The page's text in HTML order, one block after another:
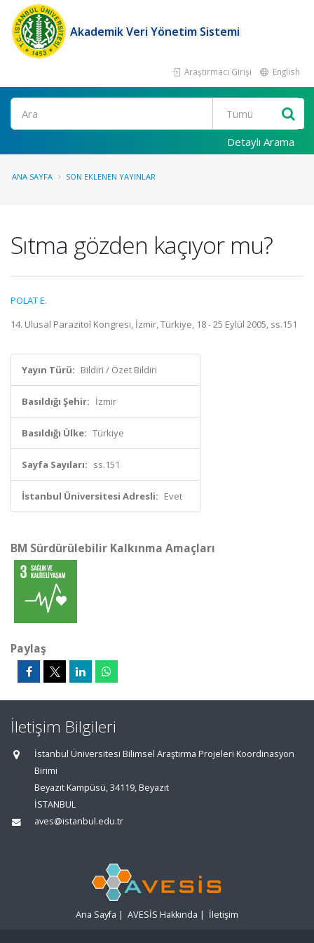
Akademik Veri Yönetim Sistemi
Araştırmacı Girişi English
Ara
Detaylı Arama
ANA SAYFA SON EKLENEN YAYINLAR
Sıtma gözden kaçıyor mu?
POLAT E.
14. Ulusal Parazitol Kongresi, İzmir, Türkiye, 18 - 25 Eylül 2005, ss.151
Yayın Türü: Bildiri / Özet Bildiri
Basıldığı Şehir: İzmir
Basıldığı Ülke: Türkiye
Sayfa Sayıları: ss.151
İstanbul Üniversitesi Adresli: Evet
BM Sürdürülebilir Kalkınma Amaçları
Paylaş
İletişim Bilgileri
İstanbul Üniversitesi Bilimsel Araştırma Projeleri Koordinasyon
Birimi
Beyazıt Kampüsü, 34119, Beyazıt
İSTANBUL
aves@istanbul.edu.tr
Ana Sayfa | AVESİS Hakkında | İletişim